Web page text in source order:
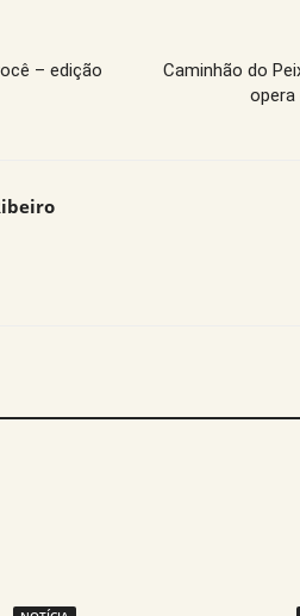
– edição
Caminhão do
opera